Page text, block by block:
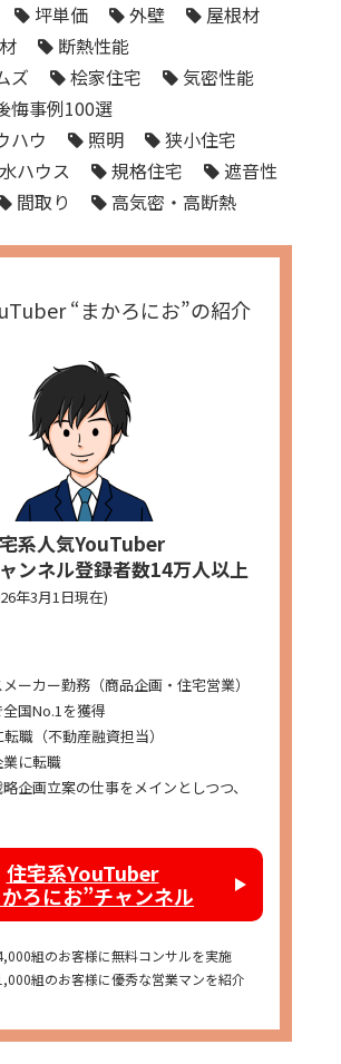
坪単価 外壁
屋根材
断熱性能
ズ
桧家住宅
気密性能
悔事例100選
ハウ
照明
狭小住宅
ハウス 規格住宅
遮音性
間取り 高気密・高断熱
“まかろにお”の紹介
系人気YouTuber
ンネル登録者数14万人以上
年3月1日現在)
ーカー勤務（商品企画・住宅営業）
国No.1を獲得
職（不動産融資担当）
に転職
企画立案の仕事をメインとしつつ、
住宅系YouTuber
ろにお”チャンネル
組のお客様に無料コンサルを実施
組のお客様に優秀な営業マンを紹介